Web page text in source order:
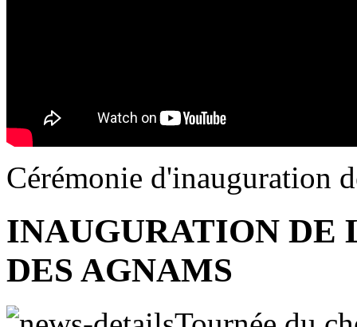
Cérémonie d'inauguration
INAUGURATION DE
DES AGNAMS